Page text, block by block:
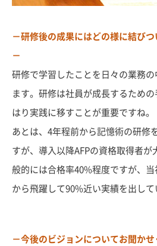
－研修後の成果にはどの様に結び
－
研修で学習したことを日々の業務
ます。研修は社員が成長するため
はり実践に移すことが重要ですね。
あとは、4年程前から記憶術の研修
すが、導入以降AFPの資格取得者
般的には合格率40%程度ですが、
から飛躍して90%近い実績を出して
－今後のビジョンについてお聞か